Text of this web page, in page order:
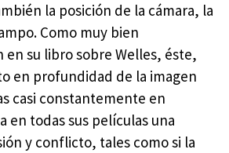
la posición de la cámara, la
Como muy bien
en su libro sobre Welles, éste,
en profundidad de la imagen
casi constantemente en
en todas sus películas una
y conflicto, tales como si la